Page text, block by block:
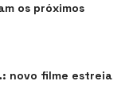
os próximos
novo filme estreia